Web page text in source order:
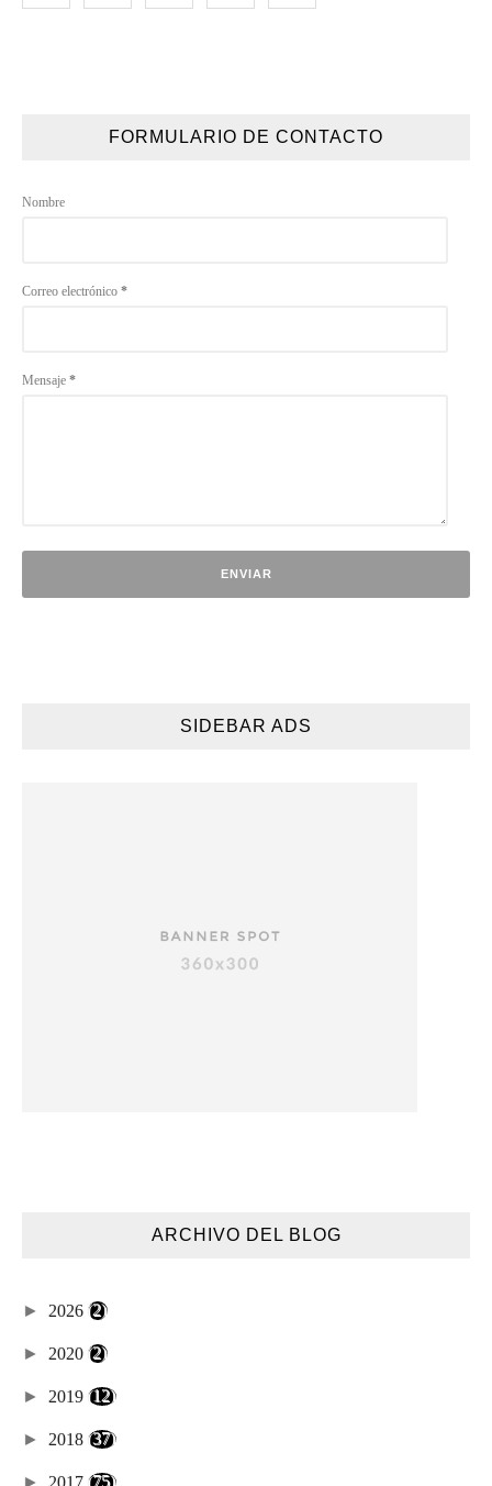
FORMULARIO DE CONTACTO
Nombre
Correo electrónico *
Mensaje *
SIDEBAR ADS
ARCHIVO DEL BLOG
► 2026 (2)
► 2020 (2)
► 2019 (12)
► 2018 (37)
► 2017 (75)